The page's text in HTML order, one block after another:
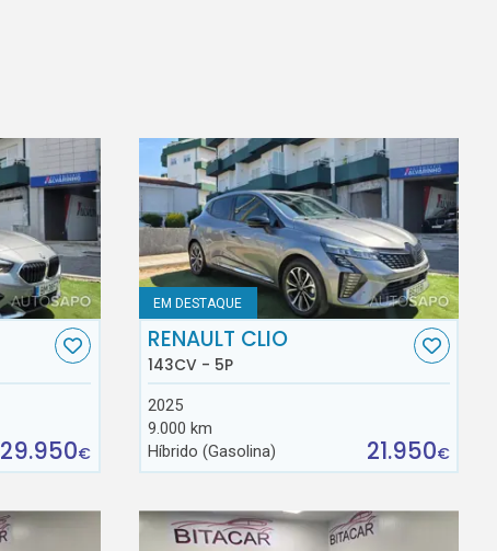
29.950€
EM DESTAQUE
RENAULT CLIO
143CV - 5P
2025
9.000 km
Híbrido (Gasolina)
21.950€